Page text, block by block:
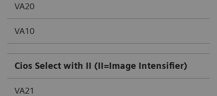
VA20
VA10
Cios Select with II (II=Image Intensifier)
VA21